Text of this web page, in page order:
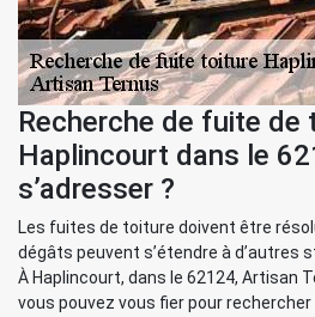
Recherche de fuite de
Haplincourt dans le
s’adresser ?
Les fuites de toiture doivent être
dégâts peuvent s’étendre à d’autres
À Haplincourt, dans le 62124, Artisan
vous pouvez vous fier pour